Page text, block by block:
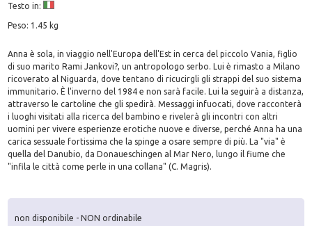
Testo in:
Peso: 1.45 kg
Anna è sola, in viaggio nell'Europa dell'Est in cerca del piccolo Vania, figlio
di suo marito Rami Jankovi?, un antropologo serbo. Lui è rimasto a Milano
ricoverato al Niguarda, dove tentano di ricucirgli gli strappi del suo sistema
immunitario. È l'inverno del 1984 e non sarà facile. Lui la seguirà a distanza,
attraverso le cartoline che gli spedirà. Messaggi infuocati, dove racconterà
i luoghi visitati alla ricerca del bambino e rivelerà gli incontri con altri
uomini per vivere esperienze erotiche nuove e diverse, perché Anna ha una
carica sessuale fortissima che la spinge a osare sempre di più. La "via" è
quella del Danubio, da Donaueschingen al Mar Nero, lungo il fiume che
"infila le città come perle in una collana" (C. Magris).
non disponibile - NON ordinabile